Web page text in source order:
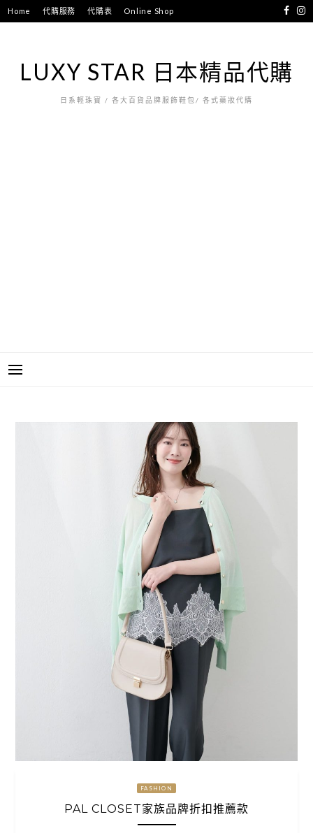
跳
至
Home 代購服務 代購表 Online Shop
LUXY STAR 日本精品代購
日系輕珠寶 / 各大百貨品牌服飾鞋包/ 各式藥妝代購
FASHION
PAL CLOSET家族品牌折扣推薦款